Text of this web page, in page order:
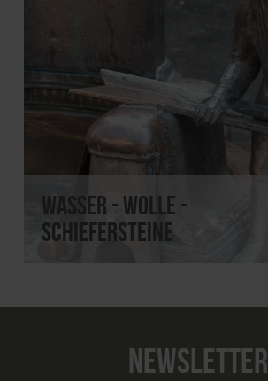
Wasser - Wolle -
Schiefersteine
NEWSLETTER